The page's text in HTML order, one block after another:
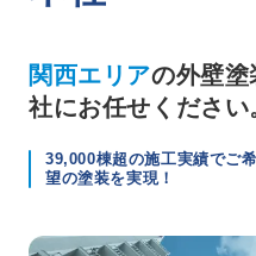
会社概要
拠点一覧
取り組み
CSR
事業・サービス
関西エリアの外壁塗
社にお任せください
39,000棟超の施工実績でご希
望の塗装を実現！